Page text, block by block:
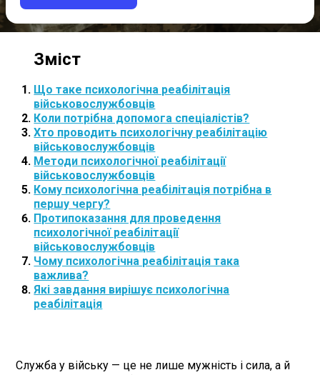
Що таке психологічна реабілітація
військовослужбовців
Коли потрібна допомога спеціалістів?
Хто проводить психологічну реабілітацію
військовослужбовців
Методи психологічної реабілітації
військовослужбовців
Кому психологічна реабілітація потрібна в
першу чергу?
Протипоказання для проведення
психологічної реабілітації
військовослужбовців
Чому психологічна реабілітація така
важлива?
Які завдання вирішує психологічна
реабілітація
Служба у війську — це не лише мужність і сила, а й